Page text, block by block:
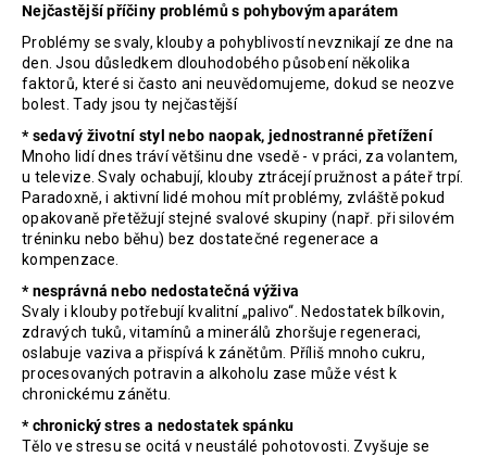
Nejčastější příčiny problémů s pohybovým aparátem
Problémy se svaly, klouby a pohyblivostí nevznikají ze dne na
den. Jsou důsledkem dlouhodobého působení několika
faktorů, které si často ani neuvědomujeme, dokud se neozve
bolest. Tady jsou ty nejčastější
* sedavý životní styl nebo naopak, jednostranné přetížení
Mnoho lidí dnes tráví většinu dne vsedě - v práci, za volantem,
u televize. Svaly ochabují, klouby ztrácejí pružnost a páteř trpí.
Paradoxně, i aktivní lidé mohou mít problémy, zvláště pokud
opakovaně přetěžují stejné svalové skupiny (např. při silovém
tréninku nebo běhu) bez dostatečné regenerace a
kompenzace.
* nesprávná nebo nedostatečná výživa
Svaly i klouby potřebují kvalitní „palivo“. Nedostatek bílkovin,
zdravých tuků, vitamínů a minerálů zhoršuje regeneraci,
oslabuje vaziva a přispívá k zánětům. Příliš mnoho cukru,
procesovaných potravin a alkoholu zase může vést k
chronickému zánětu.
* chronický stres a nedostatek spánku
Tělo ve stresu se ocitá v neustálé pohotovosti. Zvyšuje se
j
í
t
?
HLEDAT
D
o
p
o
r
u